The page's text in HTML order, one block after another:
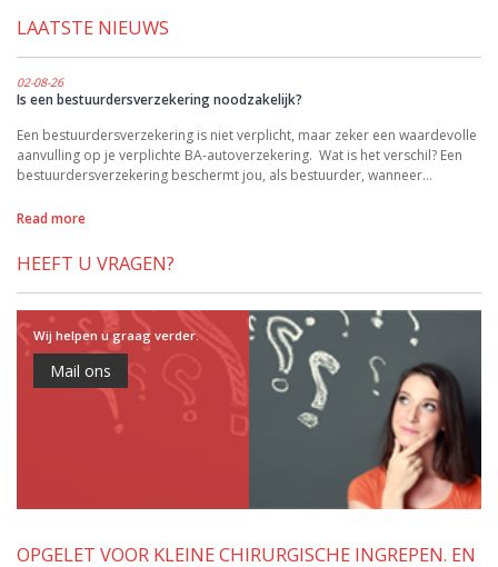
OPGELET VOOR KLEINE CHIRURGISCHE INGREPEN. EN
LAATSTE NIEUWS
02-08-26
Is een bestuurdersverzekering noodzakelijk?
Een bestuurdersverzekering is niet verplicht, maar zeker een waardevolle
aanvulling op je verplichte BA-autoverzekering. Wat is het verschil? Een
bestuurdersverzekering beschermt jou, als bestuurder, wanneer…
Read more
HEEFT U VRAGEN?
Wij helpen u graag verder.
Mail ons